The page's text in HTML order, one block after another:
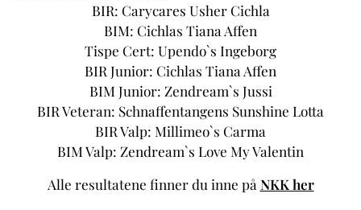
BIR: Carycares Usher Cichla
BIM: Cichlas Tiana Affen
Tispe Cert: Upendo`s Ingeborg
BIR Junior: Cichlas Tiana Affen
BIM Junior: Zendream`s Jussi
BIR Veteran: Schnaffentangens Sunshine Lotta
BIR Valp: Millimeo`s Carma
BIM Valp: Zendream`s Love My Valentin
Alle resultatene finner du inne på NKK her